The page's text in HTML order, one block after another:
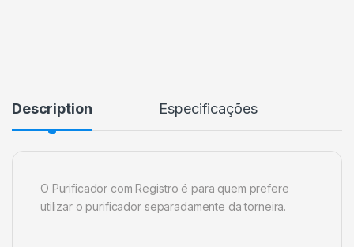
Description Especificações
O Purificador com Registro é para quem prefere
utilizar o purificador separadamente da torneira.